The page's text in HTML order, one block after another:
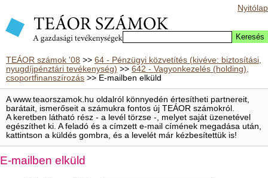
Nyitólap
TEÁOR számok '08 >> 64 - Pénzügyi közvetítés (kivéve: biztosítási,
nyugdíjpénztári tevékenység) >> 642 - Vagyonkezelés (holding),
csoportfinanszírozás >> E-mailben elküld
A www.teaorszamok.hu oldalról könnyedén értesítheti partnereit,
barátait, ismerőseit a számukra fontos új TEÁOR számokról.
A keretben látható rész - a levél törzse -, melyet saját üzenetével
egészíthet ki. A feladó és a címzett e-mail címének megadása után,
kattintson a küldés gombra, és a levelét már kézbesítettük is!
E-mailben elküld